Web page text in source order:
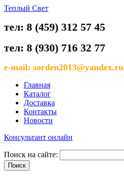
Теплый Свет
тел: 8 (459) 312 57 45
тел: 8 (930) 716 32 77
e-mail: sorden2013@yandex.ru
Главная
Каталог
Доставка
Контакты
Новости
Консультант онлайн
Поиск на сайте: